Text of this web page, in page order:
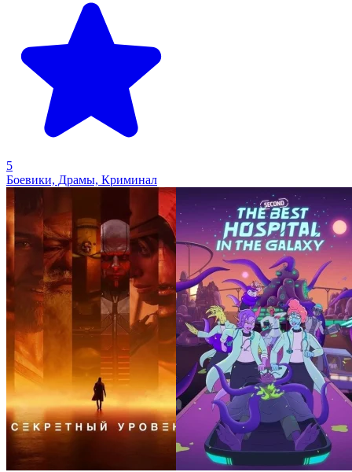
5
Боевики, Драмы, Криминал